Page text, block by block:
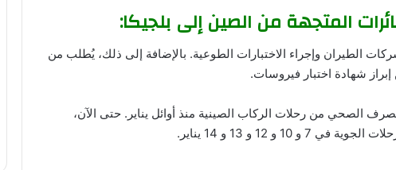
المتجهة من الصين إلى بلجيكا:
الطيران وإجراء الاختبارات الطوعية. بالإضافة إلى ذلك، يُطلب من
شهادة اختبار فيروسات.
الصحي من رحلات الركاب الصينية منذ أوائل يناير. حتى الآن،